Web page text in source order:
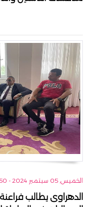
الخميس, 05 سبتمبر 2024 - 12:50 ص
الدهراوى يطالب